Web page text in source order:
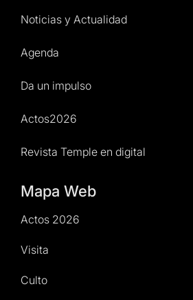
Noticias y Actualidad
Agenda
Da un impulso
Actos2026
Revista Temple en digital
Mapa Web
Actos 2026
Visita
Culto